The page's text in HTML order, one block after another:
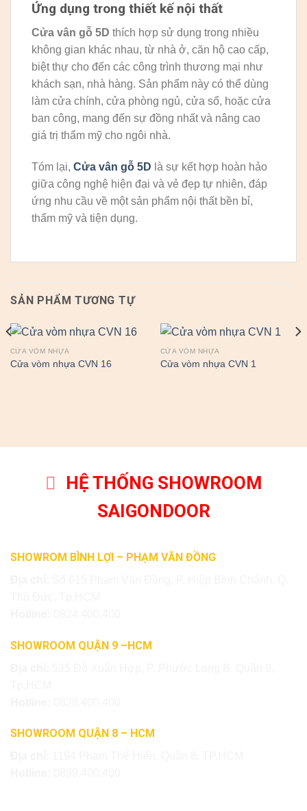
Ứng dụng trong thiết kế nội thất
Cửa vân gỗ 5D thích hợp sử dụng trong nhiều
không gian khác nhau, từ nhà ở, căn hộ cao cấp,
biệt thự cho đến các công trình thương mại như
khách sạn, nhà hàng. Sản phẩm này có thể dùng
làm cửa chính, cửa phòng ngủ, cửa sổ, hoặc cửa
ban công, mang đến sự đồng nhất và nâng cao
giá trị thẩm mỹ cho ngôi nhà.
Tóm lại, Cửa vân gỗ 5D là sự kết hợp hoàn hảo
giữa công nghệ hiện đại và vẻ đẹp tự nhiên, đáp
ứng nhu cầu về một sản phẩm nội thất bền bỉ,
thẩm mỹ và tiện dụng.
SẢN PHẨM TƯƠNG TỰ
CỬA VÒM NHỰA
Cửa vòm nhựa CVN 16
CỬA VÒM NHỰA
Cửa vòm nhựa CVN 1
HỆ THỐNG SHOWROOM
SAIGONDOOR
SHOWROM BÌNH LỢI – PHẠM VĂN ĐỒNG
SHOWROOM QUẬN 9 –HCM
SHOWROOM QUẬN 8 – HCM